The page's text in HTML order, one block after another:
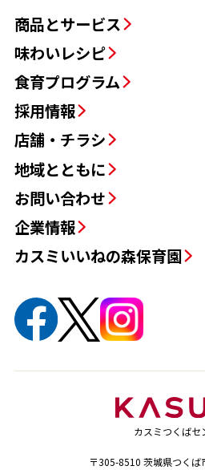
商品とサービス
味わいレシピ
食育プログラム
採用情報
店舗・チラシ
地域とともに
お問い合わせ
企業情報
カスミいいねの森保育園
カスミつくばセ
〒305-8510 茨城県つく